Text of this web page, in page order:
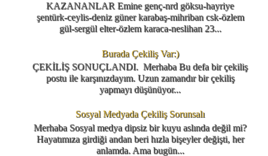
KAZANANLAR Emine genç-nrd göksu-hayriye
şentürk-ceylis-deniz güner karabaş-mihriban csk-özlem
gül-sergül elter-özlem karaca-neslihan 23...
Burada Çekiliş Var:)
ÇEKİLİŞ SONUÇLANDI. Merhaba Bu defa bir çekiliş
postu ile karşınızdayım. Uzun zamandır bir çekiliş
yapmayı düşünüyor...
Sosyal Medyada Çekiliş Sorunsalı
Merhaba Sosyal medya dipsiz bir kuyu aslında değil mi?
Hayatımıza girdiği andan beri hızla bişeyler değişti, her
anlamda. Ama bugün...